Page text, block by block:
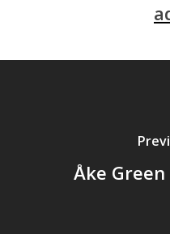
Åke Green